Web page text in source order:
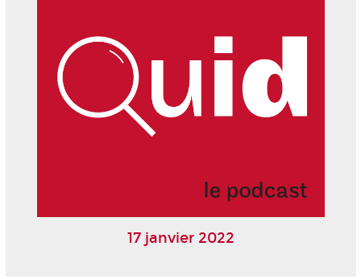
17 janvier 2022